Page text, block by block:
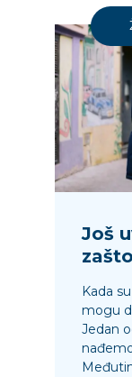
Još
Kada
mogu
Jedan